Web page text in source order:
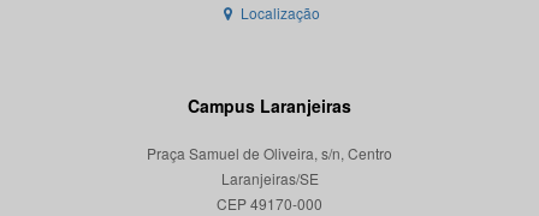
Localização
Campus Laranjeiras
Praça Samuel de Oliveira, s/n, Centro
Laranjeiras/SE
CEP 49170-000